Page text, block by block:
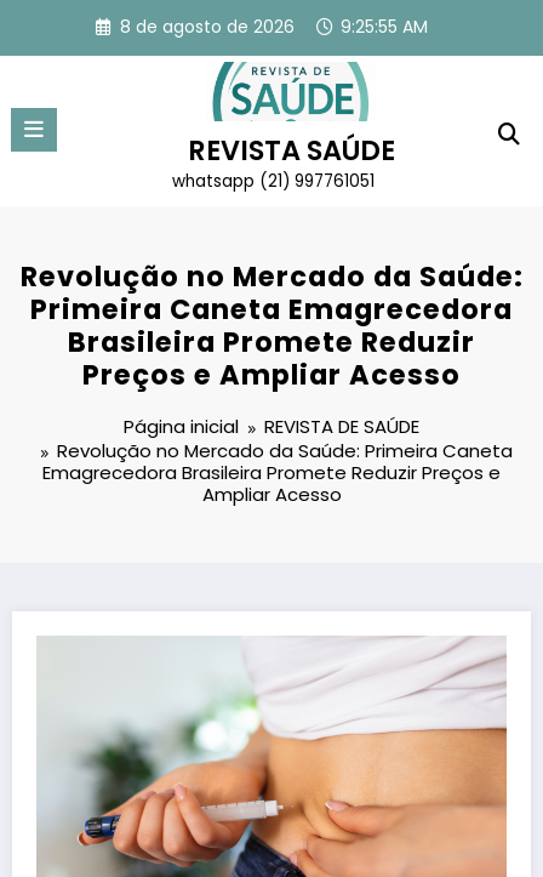
o
8 de agosto de 2026 9:25:55 AM
REVISTA SAÚDE
whatsapp (21) 997761051
Revolução no Mercado da Saúde:
Primeira Caneta Emagrecedora
Brasileira Promete Reduzir
Preços e Ampliar Acesso
Página inicial
REVISTA DE SAÚDE
Revolução no Mercado da Saúde: Primeira Caneta
Emagrecedora Brasileira Promete Reduzir Preços e
Ampliar Acesso